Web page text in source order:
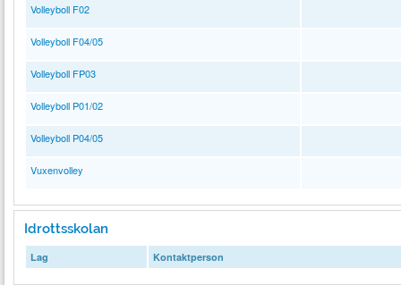
Volleyboll F02
Volleyboll F04/05
Volleyboll FP03
Volleyboll P01/02
Volleyboll P04/05
Vuxenvolley
Idrottsskolan
Lag Kontaktperson